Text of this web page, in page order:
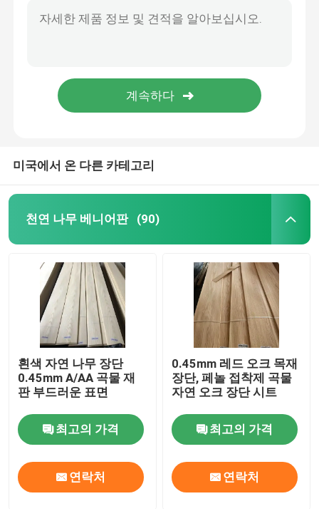
미국에서 온 다른 카테고리
천연 나무 베니어판 (90)
흰색 자연 나무 장단
0.45mm A/AA 곡물 재
판 부드러운 표면
최고의 가격
연락처
0.45mm 레드 오크 목재
장단, 페놀 접착제 곡물
자연 오크 장단 시트
최고의 가격
연락처